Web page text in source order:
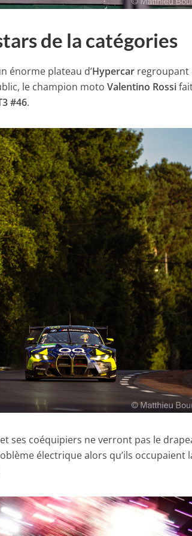
de la catégories
énorme plateau d’Hypercar regroupant
le champion motoValentino Rossi
#46.
et ses coéquipiers ne verront pas le
électrique alors qu’ils occupaient